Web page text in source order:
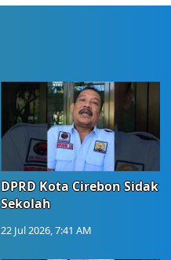
DPRD Kota Cirebon Sidak
Sekolah
22 Jul 2026, 7:41 AM